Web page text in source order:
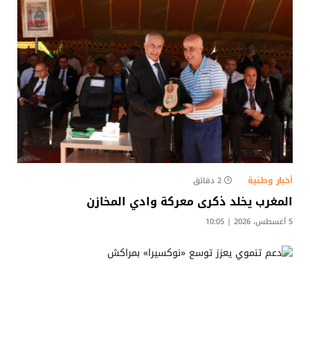
أخبار وطنية 2 دقائق
المغرب يخلد ذكرى معركة وادي المخازن
5 أغسطس، 2026 | 10:05